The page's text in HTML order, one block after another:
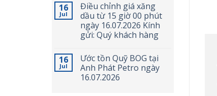
16
Jul
Điều chỉnh giá xăng
dầu từ 15 giờ 00 phút
ngày 16.07.2026 Kính
gửi: Quý khách hàng
16
Jul
Ước tồn Quỹ BOG tại
Anh Phát Petro ngày
16.07.2026